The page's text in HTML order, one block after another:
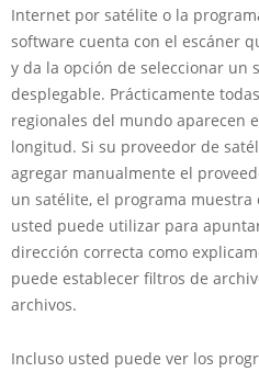
Internet por satélite o la
software cuenta con el escáner
y da la opción de seleccionar un
desplegable. Prácticamente
regionales del mundo aparecen
longitud. Si su proveedor de
agregar manualmente el
un satélite, el programa
usted puede utilizar para
dirección correcta como
puede establecer filtros de
archivos.
Incluso usted puede ver los